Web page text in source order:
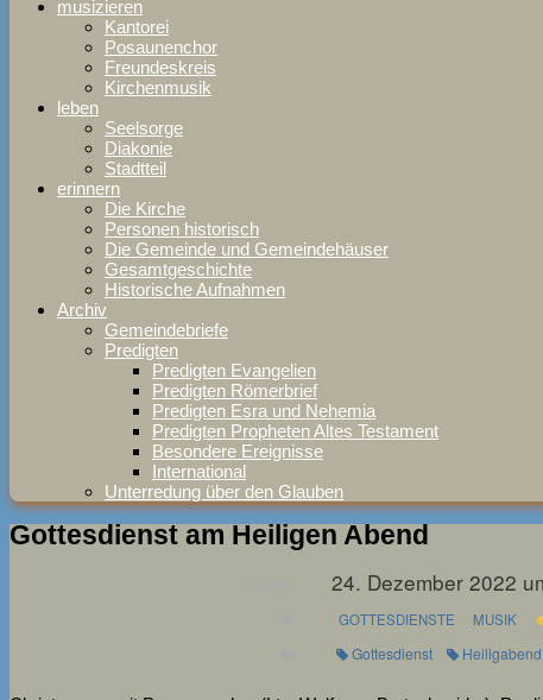
musizieren
Kantorei
Posaunenchor
Freundeskreis
Kirchenmusik
leben
Seelsorge
Diakonie
Stadtteil
erinnern
Die Kirche
Personen historisch
Die Gemeinde und Gemeindehäuser
Gesamtgeschichte
Historische Aufnahmen
Archiv
Gemeindebriefe
Predigten
Predigten Evangelien
Predigten Römerbrief
Predigten Esra und Nehemia
Predigten Propheten Altes Testament
Besondere Ereignisse
International
Unterredung über den Glauben
Gottesdienst am Heiligen Abend
24. Dezember 2022
GOTTESDIENSTE MUSIK
Gottesdienst Heiligabend